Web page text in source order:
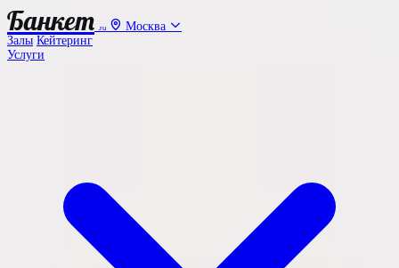
Банкет .ru
Москва
Залы Кейтеринг
Услуги